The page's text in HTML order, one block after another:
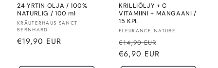
24 YRTIN OLJA / 100%
NATURLIG / 100 ml
Säljare:
KRÄUTERHAUS SANCT
BERNHARD
Normalt
€19,90 EUR
KRILLIÖLJY + C
VITAMIINI + MANGAANI /
15 KPL
Säljare:
FLEURANCE NATURE
Normalt
pris
€14,90 EUR
€6,90 EUR